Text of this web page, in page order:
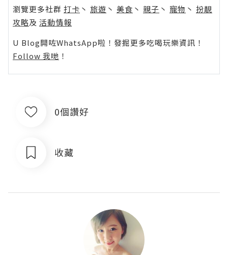
瀏覽更多社群 打卡 丶 旅遊 丶 美食 丶 親子 丶 寵物 丶 扮靚
攻略及 活動情報
U Blog開咗WhatsApp啦！發掘更多吃喝玩樂資訊！
Follow 我哋 ！
0個讚好
收藏